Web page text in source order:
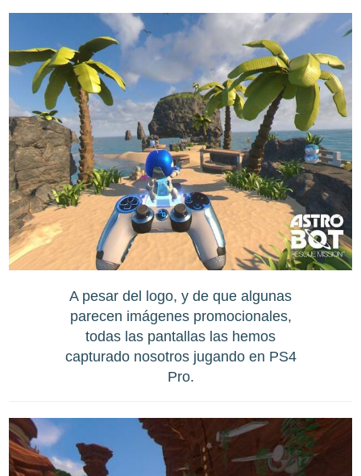
A pesar del logo, y de que algunas
parecen imágenes promocionales,
todas las pantallas las hemos
capturado nosotros jugando en PS4
Pro.